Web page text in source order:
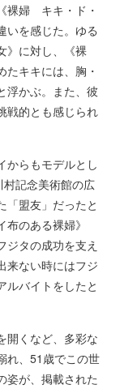
裸婦 キキ・ド・
いを感じた。ゆる
》に対し、《裸
キキには、胸・
浮かぶ。また、彼
戦的とも感じられ
からもモデルとし
記念美術館の広
「盟友」だったと
のある裸婦》
ジタの成功を支え
来ない時にはフジ
ルバイトをしたと
開くなど、多彩な
れ、51歳でこの世
姿が、掲載された